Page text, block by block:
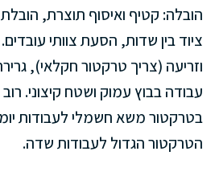
הובלה: קטיף ואיסוף תוצרת,
ציוד בין שדות, הסעת צוותי
וזריעה (צריך טרקטור חקלאי),
עבודה בבוץ עמוק ושטח קיצוני.
בטרקטור משא חשמלי לעבודות
הטרקטור הגדול לעבודות שדה.